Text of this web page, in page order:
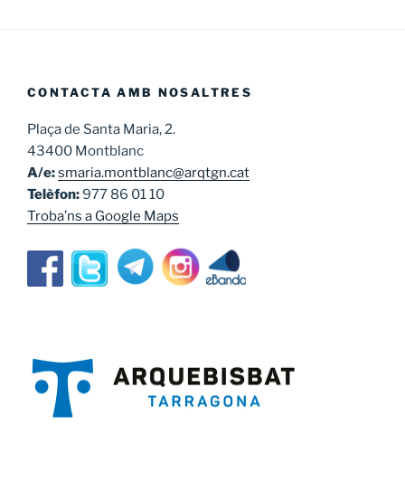
CONTACTA AMB NOSALTRES
Plaça de Santa Maria, 2.
43400 Montblanc
A/e:smaria.montblanc@arqtgn.cat
Telèfon:977 86 01 10
Troba’ns a Google Maps